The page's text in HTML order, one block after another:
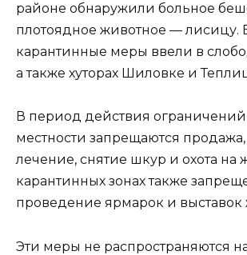
районе обнаружили больное
плотоядное животное — лисицу.
карантинные меры ввели в
а также хуторах Шиловке и
В период действия ограничений
местности запрещаются
лечение, снятие шкур и охота на
карантинных зонах также
проведение ярмарок и выставок
Эти меры не распространяются